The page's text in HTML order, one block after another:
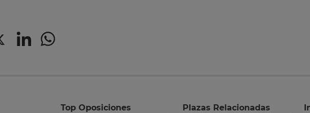
Top Oposiciones Plazas Relacionadas